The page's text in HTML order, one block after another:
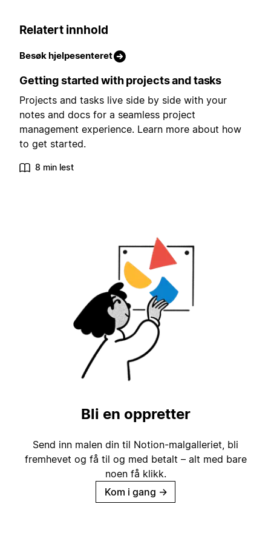
Relatert innhold
Besøk hjelpesenteret
Getting started with projects and tasks
Projects and tasks live side by side with your
notes and docs for a seamless project
management experience. Learn more about how
to get started.
8 min lest
Bli en oppretter
Send inn malen din til Notion-malgalleriet, bli
fremhevet og få til og med betalt – alt med bare
noen få klikk.
Kom i gang →